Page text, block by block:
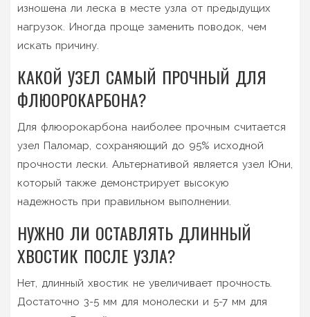
изношена ли леска в месте узла от предыдущих
нагрузок. Иногда проще заменить поводок, чем
искать причину.
КАКОЙ УЗЕЛ САМЫЙ ПРОЧНЫЙ ДЛЯ
ФЛЮОРОКАРБОНА?
Для флюорокарбона наиболее прочным считается
узел Паломар, сохраняющий до 95% исходной
прочности лески. Альтернативой является узел Юни,
который также демонстрирует высокую
надежность при правильном выполнении.
НУЖНО ЛИ ОСТАВЛЯТЬ ДЛИННЫЙ
ХВОСТИК ПОСЛЕ УЗЛА?
Нет, длинный хвостик не увеличивает прочность.
Достаточно 3-5 мм для монолески и 5-7 мм для